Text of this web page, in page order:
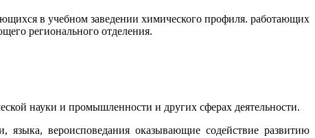
в учебном заведении химического профиля. работающих
регионального отделения.
науки и промышленности и других сферах деятельности.
вероисповедания оказывающие содействие развитию